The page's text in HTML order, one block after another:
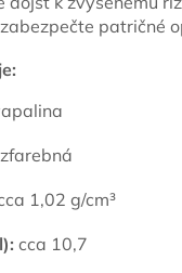
patričné
1,02 g/cm³
cca 10,7